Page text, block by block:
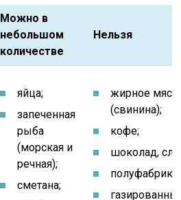
Можно в
небольшом
количестве
Нельзя
яйца;
запеченная
рыба
(морская и
речная);
сметана;
жирное мясо
(свинина);
кофе;
шоколад,